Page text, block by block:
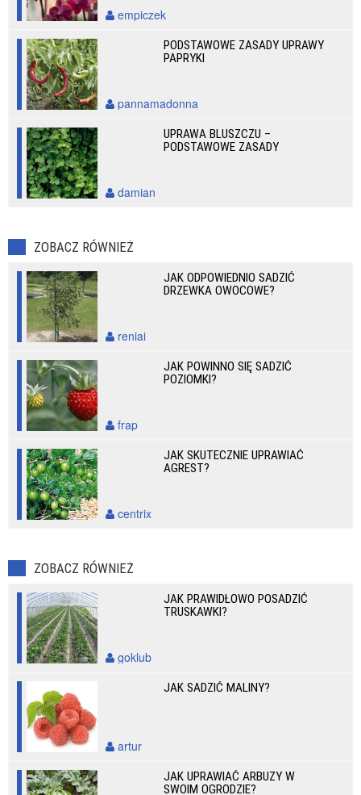
empiczek
PODSTAWOWE ZASADY UPRAWY
PAPRYKI
pannamadonna
UPRAWA BLUSZCZU –
PODSTAWOWE ZASADY
damian
ZOBACZ RÓWNIEŻ
JAK ODPOWIEDNIO SADZIĆ
DRZEWKA OWOCOWE?
reniai
JAK POWINNO SIĘ SADZIĆ
POZIOMKI?
frap
JAK SKUTECZNIE UPRAWIAĆ
AGREST?
centrix
ZOBACZ RÓWNIEŻ
JAK PRAWIDŁOWO POSADZIĆ
TRUSKAWKI?
goklub
JAK SADZIĆ MALINY?
artur
JAK UPRAWIAĆ ARBUZY W
SWOIM OGRODZIE?